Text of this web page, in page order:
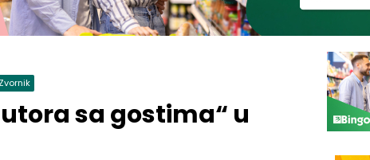
sa gostima“ u